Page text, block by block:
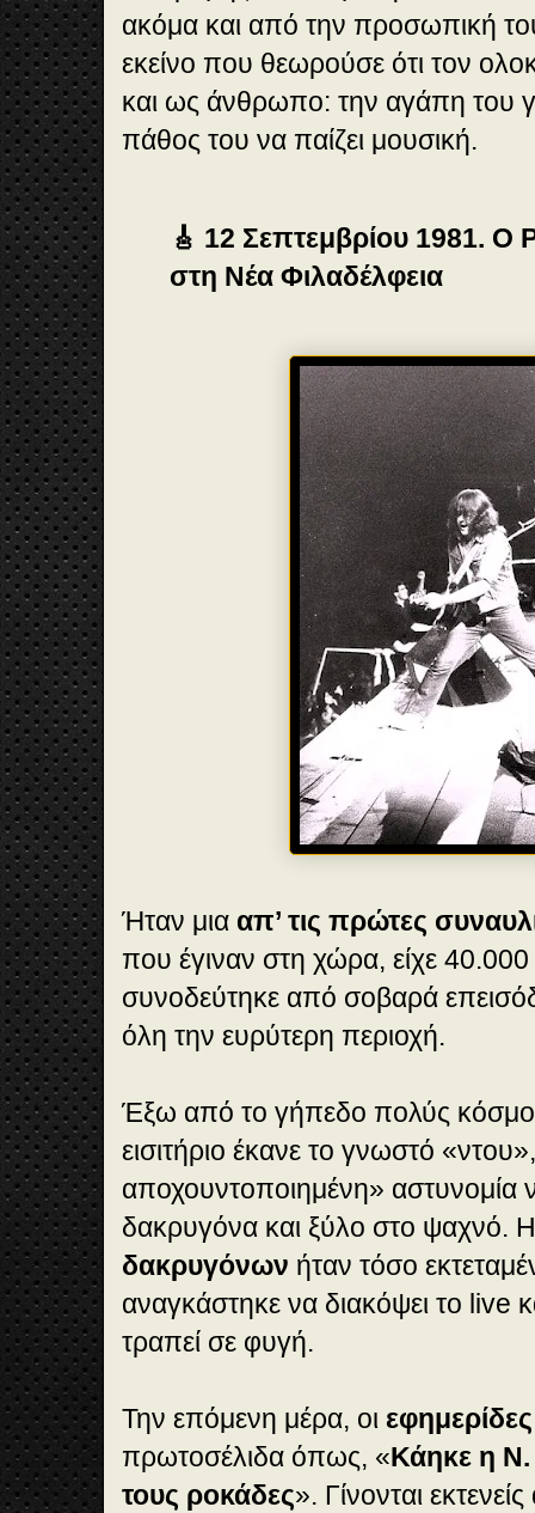
ακόμα και από την προσωπική
εκείνο που θεωρούσε ότι τον
και ως άνθρωπο: την αγάπη του
πάθος του να παίζει μουσική.
🎸 12 Σεπτεμβρίου 1981. Ο
στη Νέα Φιλαδέλφεια
Ήταν μια απ’ τις πρώτες
που έγιναν στη χώρα, είχε 40.000
συνοδεύτηκε από σοβαρά
όλη την ευρύτερη περιοχή.
Έξω από το γήπεδο πολύς
εισιτήριο έκανε το γνωστό
αποχουντοποιημένη» αστυνομία
δακρυγόνα και ξύλο στο ψαχνό.
δακρυγόνων ήταν τόσο
αναγκάστηκε να διακόψει το live
τραπεί σε φυγή.
Την επόμενη μέρα, οι
πρωτοσέλιδα όπως, «Κάηκε η Ν.
τους ροκάδες». Γίνονται